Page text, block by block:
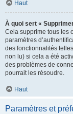
Haut
À quoi sert «
Cela supprime tous les
paramètres
des fonctionnalités
non lu) si cela a été
des problèmes de
pourrait les résoudre.
Haut
Paramètres et